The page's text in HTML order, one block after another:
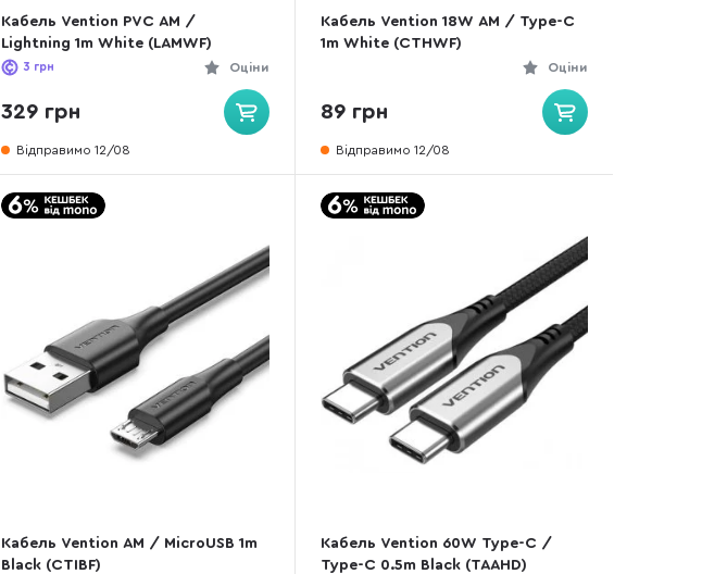
Кабель Vention PVC AM /
Lightning 1m White (LAMWF)
Оціни
3 грн
329 грн
Відправимо 12/08
Кабель Vention 18W AM / Type-C
1m White (CTHWF)
Оціни
89 грн
Відправимо 12/08
Кабель Vention AM / MicroUSB 1m
Black (CTIBF)
Кабель Vention 60W Type-C /
Type-C 0.5m Black (TAAHD)